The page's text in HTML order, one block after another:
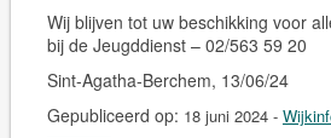
Wij blijven tot uw beschikking voor
bij de Jeugddienst – 02/563 59 20
Sint-Agatha-Berchem, 13/06/24
Gepubliceerd op: 18 juni 2024 -